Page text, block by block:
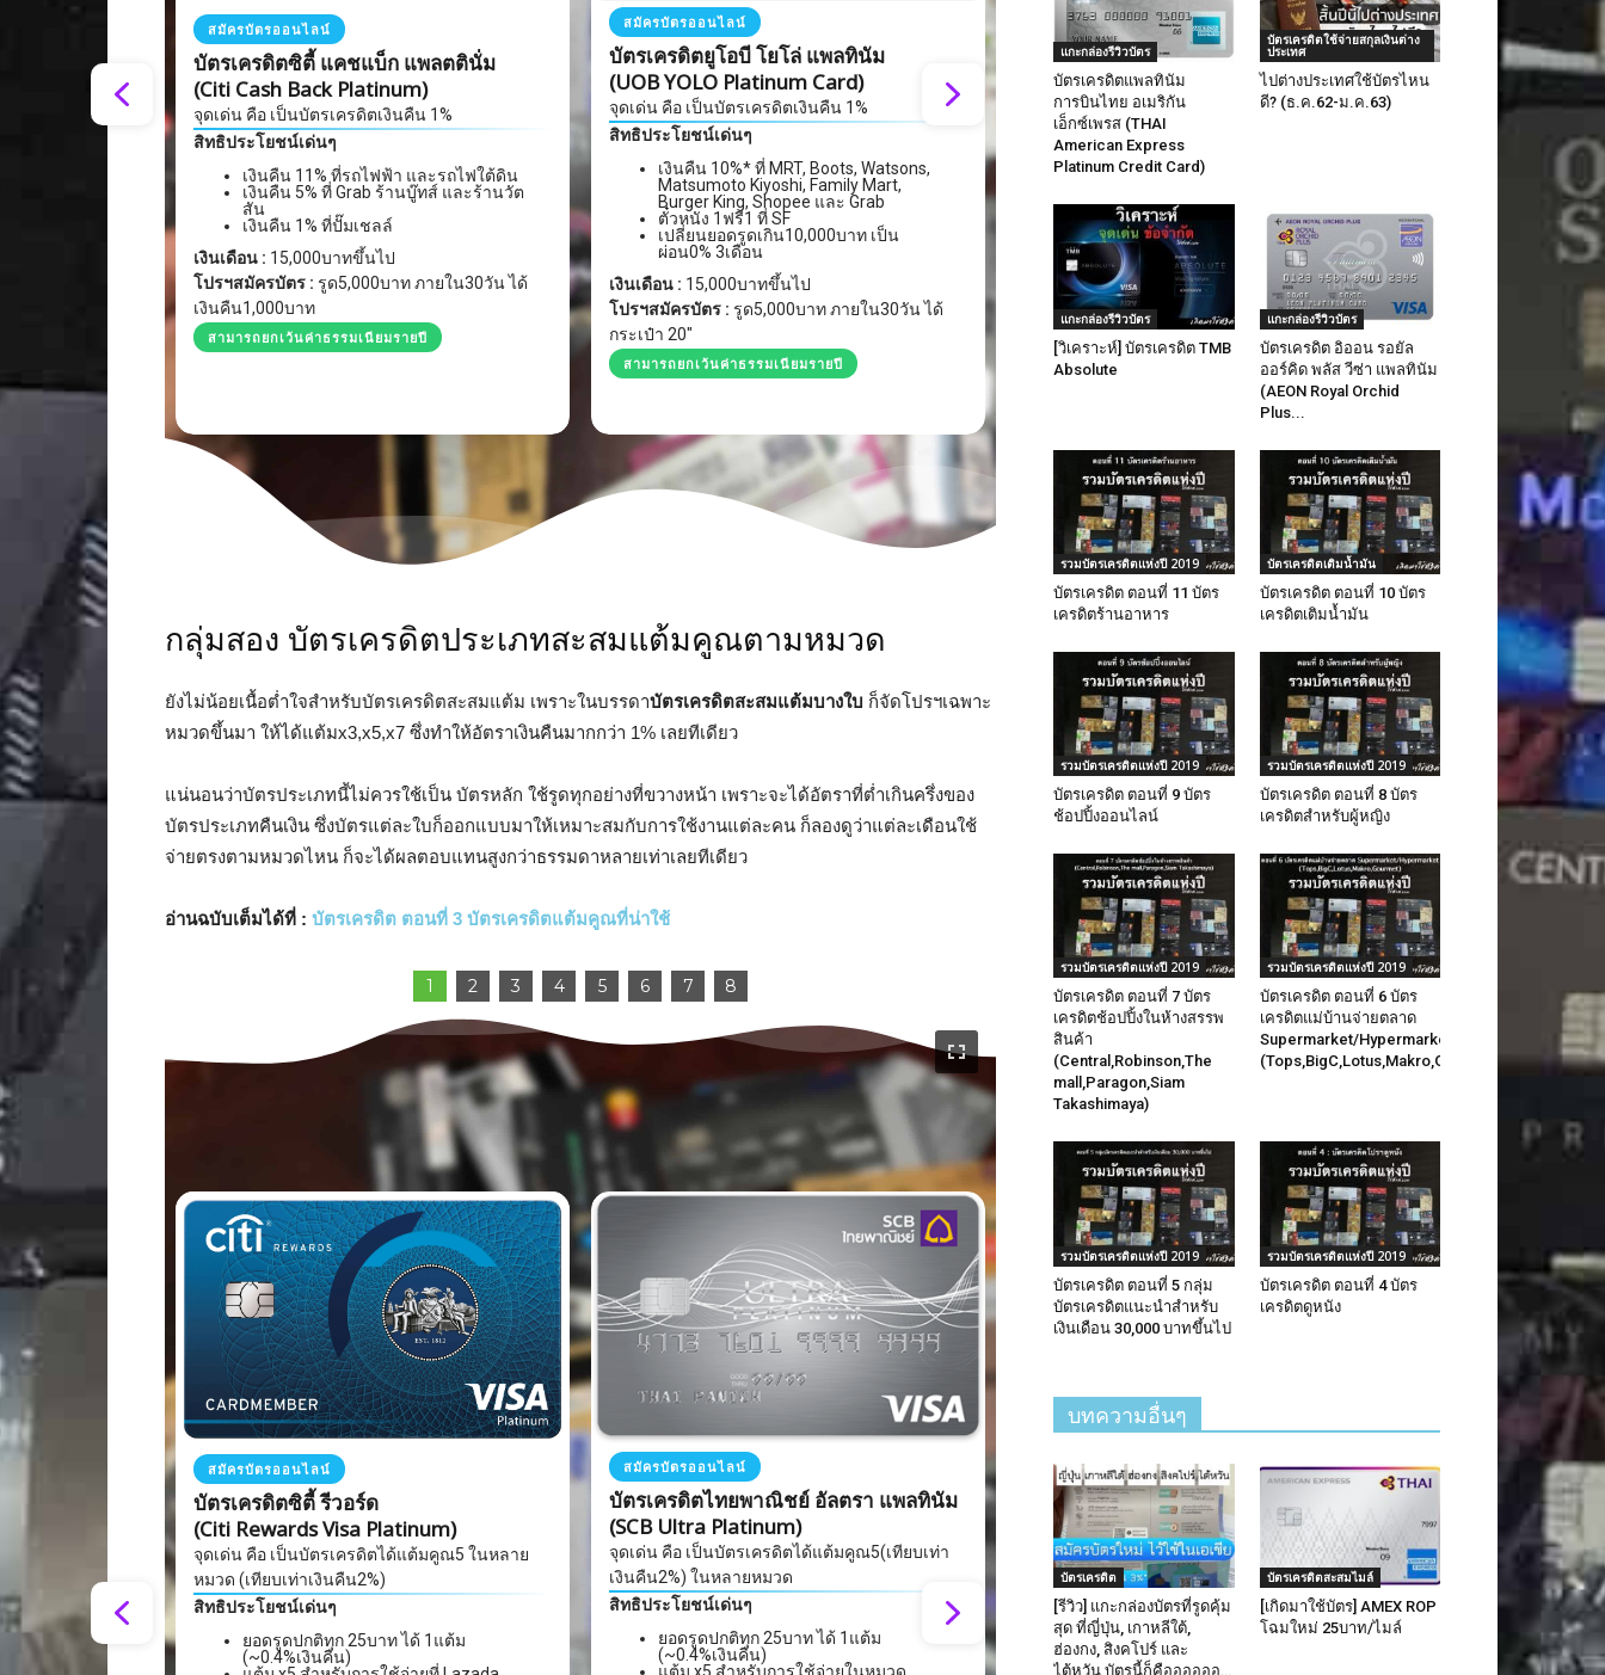
สมัครบัตรออนไลน์
บัตรเครดิตซิตี้ แคชแบ็ก แพลตตินั่ม
(Citi Cash Back Platinum)
จุดเด่น คือ เป็นบัตรเครดิตเงินคืน 1%
สิทธิประโยชน์เด่นๆ
เงินคืน 11% ที่รถไฟฟ้า และรถไฟใต้ดิน
เงินคืน 5% ที่ Grab ร้านบู๊ทส์ และร้านวัต
สัน
เงินคืน 1% ที่ปั๊มเชลล์
เงินเดือน : 15,000บาทขึ้นไป
โปรฯสมัครบัตร : รูด5,000บาท ภายใน30วัน ได้
เงินคืน1,000บาท
สามารถยกเว้นค่าธรรมเนียมรายปี
สมัครบัตรออนไลน์
บัตรเครดิตยูโอบี โยโล่ แพลทินัม
(UOB YOLO Platinum Card)
จุดเด่น คือ เป็นบัตรเครดิตเงินคืน 1%
สิทธิประโยชน์เด่นๆ
เงินคืน 10%* ที่ MRT, Boots, Watsons,
Matsumoto Kiyoshi, Family Mart,
Burger King, Shopee และ Grab
ตั๋วหนัง 1ฟรี1 ที่ SF
เปลี่ยนยอดรูดเกิน10,000บาท เป็น
ผ่อน0% 3เดือน
เงินเดือน : 15,000บาทขึ้นไป
โปรฯสมัครบัตร : รูด5,000บาท ภายใน30วัน ได้
กระเป๋า 20"
สามารถยกเว้นค่าธรรมเนียมรายปี
สมัครบัตรออนไลน์
บัตรเครดิต SCB Family Plus
จุดเด่น คือ เป็นบัตรเครดิตเงินคืน 1%
สิทธิประโยชน์เด่นๆ
เงินคืน 0.25% ที่สถานีบริการ
น้ำมัน,ซุปเปอร์มาร์เก็ตและค่าเบี้ย
ประกัน ได้
เงินคืน 5% ในวันเกิดวันเด็ก,วันพ่อ,วัน
แม่ สำหรบร้านอาหาร
เงินเดือน :15,000บาทขึ้นไป
สามารถยกเว้นค่าธรรมเนียมรายปี
บัตรทีเอ็มบี โซ สม
(TMB So Smart)
จุดเด่น คือ เป็นบัตรเค
สิทธิประโยชน์เด่นๆ
เปลี่ยนยอดรูด
15,000บา
ไม่มีค่าธรรมเนียมรายปี
กลุ่มสอง บัตรเครดิตประเภทสะสมแต้มคูณตามหมวด
ยังไม่น้อยเนื้อต่ำใจสำหรับบัตรเครดิตสะสมแต้ม เพราะในบรรดาบัตรเครดิตสะสมแต้มบางใบ ก็จัดโปรฯเฉพาะ
หมวดขึ้นมา ให้ได้แต้มx3,x5,x7 ซึ่งทำให้อัตราเงินคืนมากกว่า 1% เลยทีเดียว
แน่นอนว่าบัตรประเภทนี้ไม่ควรใช้เป็น บัตรหลัก ใช้รูดทุกอย่างที่ขวางหน้า เพราะจะได้อัตราที่ต่ำเกินครึ่งของ
บัตรประเภทคืนเงิน ซึ่งบัตรแต่ละใบก็ออกแบบมาให้เหมาะสมกับการใช้งานแต่ละคน ก็ลองดูว่าแต่ละเดือนใช้
จ่ายตรงตามหมวดไหน ก็จะได้ผลตอบแทนสูงกว่าธรรมดาหลายเท่าเลยทีเดียว
อ่านฉบับเต็มได้ที่ : บัตรเครดิต ตอนที่ 3 บัตรเครดิตแต้มคูณที่น่าใช้
อ่านรายละเอียดเพิ่มเติม
สมัครบัตรออนไลน์
บัตรเครดิตซิตี้ รีวอร์ด
(Citi Rewards Visa Platinum)
จุดเด่น คือ เป็นบัตรเครดิตได้แต้มคูณ5 ในหลาย
หมวด (เทียบเท่าเงินคืน2%)
สิทธิประโยชน์เด่นๆ
ยอดรูดปกติทุก 25บาท ได้ 1แต้ม
(~0.4%เงินคืน)
อ่านรายละเอียดเพิ่มเติม
สมัครบัตรออนไลน์
บัตรเครดิตไทยพาณิชย์ อัลตรา แพลทินัม
(SCB Ultra Platinum)
จุดเด่น คือ เป็นบัตรเครดิตได้แต้มคูณ5(เทียบเท่า
เงินคืน2%) ในหลายหมวด
สิทธิประโยชน์เด่นๆ
ยอดรูดปกติทุก 25บาท ได้ 1แต้ม
(~0.4%เงินคืน)
อ่านรายละเอียดเพิ่มเติม
สมัครบัตรออนไลน์
บัตรเครดิตไทยพาณิชย์ อัพทูมี
(SCB UP2ME)
จุดเด่น คือ เป็นบัตรเครดิตได้แต้มคูณ3(เทียบเท่า
เงินคืน1.2%) ใน1หมวดที่เลือก
สิทธิประโยชน์เด่นๆ
ยอดรูดปกติทุก 25บาท ได้ 1แต้ม
(~0.4%เงินคืน)
แต้ม x3 สำหรับการใช้จ่ายในหมวด
อ่านรายล
สมัครบัตรออนไลน์
บัตรเครดิตธนชา
(Thanachart
จุดเด่น คือ เป็นบัตรเ
เท่าเงินคืน1.6%) ใน
คืนเงิน3.5% ทุกปั๊มน้ำ
สิทธิประโยชน์เด่นๆ
ยอดรูดปกติทุก
แกะกล่องรีวิวบัตร
บัตรเครดิตแพลทินัม
การบินไทย อเมริกัน
เอ็กซ์เพรส (THAI
American Express
Platinum Credit Card)
บัตรเครดิตใช้จ่ายสกุลเงินต่าง
ประเทศ
ไปต่างประเทศใช้บัตรไหน
ดี? (ธ.ค.62-ม.ค.63)
แกะกล่องรีวิวบัตร
[วิเคราะห์] บัตรเครดิต TMB
Absolute
แกะกล่องรีวิวบัตร
บัตรเครดิต อิออน รอยัล
ออร์คิด พลัส วีซ่า แพลทินัม
(AEON Royal Orchid
Plus...
รวมบัตรเครดิตแห่งปี 2019
บัตรเครดิต ตอนที่ 11 บัตร
เครดิตร้านอาหาร
บัตรเครดิตเติมน้ำมัน
บัตรเครดิต ตอนที่ 10 บัตร
เครดิตเติมน้ำมัน
รวมบัตรเครดิตแห่งปี 2019
บัตรเครดิต ตอนที่ 9 บัตร
ช้อปปิ้งออนไลน์
รวมบัตรเครดิตแห่งปี 2019
บัตรเครดิต ตอนที่ 8 บัตร
เครดิตสำหรับผู้หญิง
รวมบัตรเครดิตแห่งปี 2019
บัตรเครดิต ตอนที่ 7 บัตร
เครดิตช้อปปิ้งในห้างสรรพ
สินค้า
(Central,Robinson,The
mall,Paragon,Siam
Takashimaya)
รวมบัตรเครดิตแห่งปี 2019
บัตรเครดิต ตอนที่ 6 บัตร
เครดิตแม่บ้านจ่ายตลาด
Supermarket/Hypermarket
(Tops,BigC,Lotus,Makro,Gourmet)
รวมบัตรเครดิตแห่งปี 2019
บัตรเครดิต ตอนที่ 5 กลุ่ม
บัตรเครดิตแนะนำสำหรับ
เงินเดือน 30,000 บาทขึ้นไป
รวมบัตรเครดิตแห่งปี 2019
บัตรเครดิต ตอนที่ 4 บัตร
เครดิตดูหนัง
บทความอื่นๆ
บัตรเครดิต
[รีวิว] แกะกล่องบัตรที่รูดคุ้ม
สุด ที่ญี่ปุ่น, เกาหลีใต้,
ฮ่องกง, สิงคโปร์ และ
ไต้หวัน บัตรนี้ก็คืออออออ…
บัตรเครดิตสะสมไมล์
[เกิดมาใช้บัตร] AMEX ROP
โฉมใหม่ 25บาท/ไมล์